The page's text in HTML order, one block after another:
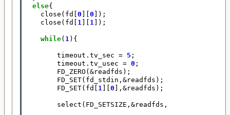
else{
close ( fd [0 ][0 ]);
close ( fd 1 1 ]);
while( 1){
timeout .tv_sec = 5 ;
timeout .tv_usec = 0 ;
FD_ZERO (&readfds );
FD_SET( fd_stdin ,&readfds );
FD_SET( fd 1 ][0 ],&readfds );
select ( FD_SETSIZE ,&readfds ,